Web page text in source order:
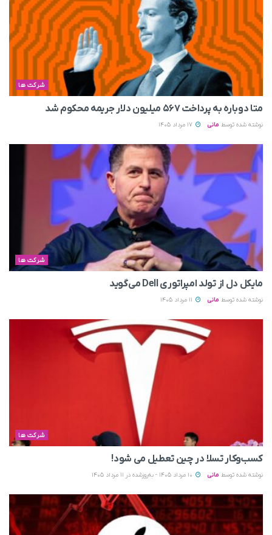
شرکت ها
متا دوباره به پرداخت ۵۶۷ میلیون دلار جریمه محکوم شد
نوشته شده توسط مانی
شرکت ها
مایکل دل از تولد امپراتوری Dell می‌گوید
نوشته شده توسط مانی
شرکت ها
کسب‌وکار تسلا در چین تعطیل می‌ شود!
نوشته شده توسط مانی